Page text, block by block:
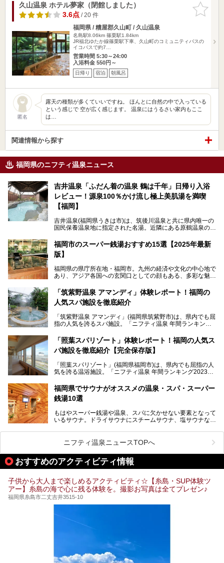
お気に入
りに追加
久山温泉 ホテル夢家（閉館しました）
3.6点/ 20 件
福岡県 / 糟屋郡久山町 / 久山温泉
名島駅8.06km 篠栗駅1.84km
JR福北ゆたか線篠栗駅下車、久山町のコミュニティバスの
イコバスで約7…
営業時間 5:30～24:00
入浴料金 550円～
日帰り 宿泊 朝風呂
匿名
露天の種類が多くていいですね。 ほんとに自然の中で入っている
という感じで 空が広く感じます。 温泉にはうるさい家内もここ
は…
関連情報から探す
福岡県のニフティ温泉ニュース
吉井温泉「ふだん着の温泉 鶴は千年」日帰り入浴
レビュー！源泉100％かけ流し極上美肌湯を満喫
【福岡】
吉井温泉(福岡県うきは市)は、筑後川温泉と共に県内唯一の
国民保養温泉地に指定された名湯。近隣にある原鶴温泉の観
す。
「ふだん着の温泉 鶴は千年」は、吉井温泉にある日帰り入
住民や温泉ファンに愛され続けています。今回は筆者自ら日
帰り入浴し、自慢の温泉を中心に詳細レビューします！
福岡市のスーパー銭湯おすすめ15選【2025年最新
版】
福岡県の県庁所在地・福岡市。九州の経済や文化の中心地で
あり、アジア各国への玄関口としての顔もある、多彩な魅力
そんな福岡市は、スーパー銭湯も多種多彩。玄界灘を眺めら
れるリゾート気分満点のスーパー銭湯から、繁華街近くのレ
いスーパー銭湯を一挙ご紹介します。
「筑紫野温泉 アマンディ」体験レポート！福岡の
人気スパ施設を徹底紹介
「筑紫野温泉 アマンディ」(福岡県筑紫野市)は、県内でも屈
指の人気を誇るスパ施設。「ニフティ温泉 年間ランキング2
入浴客で賑わっています。
そこで今回は、ニフティ温泉ライターである筆者が現地訪
ーム・併設するレストランを体験し、それらの全貌を徹底紹
介します！
「照葉スパリゾート」体験レポート！福岡の人気ス
パ施設を徹底紹介【完全保存版】
「照葉スパリゾート」(福岡県福岡市)は、県内でも屈指の人
気を誇る温浴施設。「ニフティ温泉 年間ランキング2023」
常連客で賑わっています。
そこで今回は、ニフティ温泉ライターである筆者が現地体
ューズメント・宿泊施設・グルメ・その他施設まで、多彩な
る全貌と魅力を徹底紹介します！
福岡県でサウナがオススメの温泉・スパ・スーパー
銭湯10選
もはやスーパー銭湯や温泉、スパに欠かせない要素となって
いるサウナ。ドライサウナにスチームサウナ、塩サウナな
ペース、ロウリュウなど、心ゆくまで楽しむためのサービス
が充実した施設も多くみられます。
今回はそんなサウナにこだわった、福岡県内のオススメ温
泉・銭湯・スパを10件紹介したいと思います！
ニフティ温泉ニュースTOPへ
おすすめのアクティビティ情報
子供から大人まで楽しめるアクティビティ☆【糸島・SUP体験ツ
アー】糸島の海で心に残る体験を。撮影お写真は全てプレゼン♪
福岡県糸島市二丈吉井3515-10